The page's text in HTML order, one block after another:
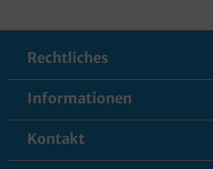
Rechtliches
Informationen
Kontakt